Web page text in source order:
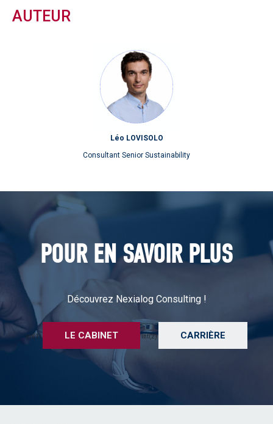
AUTEUR
Léo LOVISOLO
Consultant Senior Sustainability
POUR EN SAVOIR PLUS
Découvrez Nexialog Consulting !
int(1) LE CABINET int(2) CARRIÈRE